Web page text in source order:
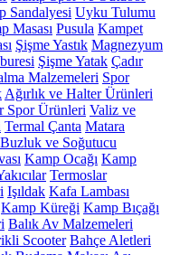
Sandalyesi Uyku Tulumu
Masası Pusula Kampet
Şişme Yastık Magnezyum
Şişme Yatak Çadır
Malzemeleri Spor
Ağırlık ve Halter Ürünleri
Spor Ürünleri Valiz ve
Termal Çanta Matara
ve Soğutucu
Kamp Ocağı Kamp
Termoslar
Işıldak Kafa Lambası
Kamp Küreği Kamp Bıçağı
Balık Av Malzemeleri
Scooter Bahçe Aletleri